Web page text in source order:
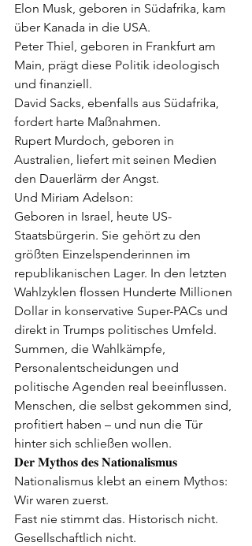
Elon Musk, geboren in Südafrika, kam
über Kanada in die USA.
Peter Thiel, geboren in Frankfurt am
Main, prägt diese Politik ideologisch
und finanziell.
David Sacks, ebenfalls aus Südafrika,
fordert harte Maßnahmen.
Rupert Murdoch, geboren in
Australien, liefert mit seinen Medien
den Dauerlärm der Angst.
Und Miriam Adelson:
Geboren in Israel, heute US-
Staatsbürgerin. Sie gehört zu den
größten Einzelspenderinnen im
republikanischen Lager. In den letzten
Wahlzyklen flossen Hunderte Millionen
Dollar in konservative Super-PACs und
direkt in Trumps politisches Umfeld.
Summen, die Wahlkämpfe,
Personalentscheidungen und
politische Agenden real beeinflussen.
Menschen, die selbst gekommen sind,
profitiert haben – und nun die Tür
hinter sich schließen wollen.
𝐃𝐞𝐫 𝐌𝐲𝐭𝐡𝐨𝐬 𝐝𝐞𝐬 𝐍𝐚𝐭𝐢𝐨𝐧𝐚𝐥𝐢𝐬𝐦𝐮𝐬
Nationalismus klebt an einem Mythos:
Wir waren zuerst.
Fast nie stimmt das. Historisch nicht.
Gesellschaftlich nicht.